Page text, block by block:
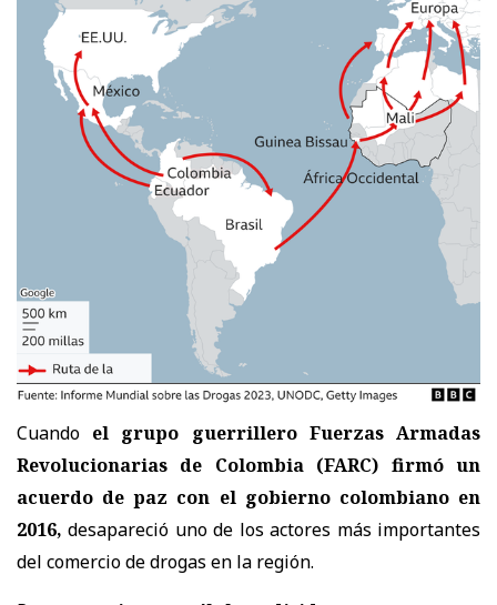
Cuando el grupo guerrillero Fuerzas Armadas
Revolucionarias de Colombia (FARC) firmó un
acuerdo de paz con el gobierno colombiano en
2016, desapareció uno de los actores más importantes
del comercio de drogas en la región.